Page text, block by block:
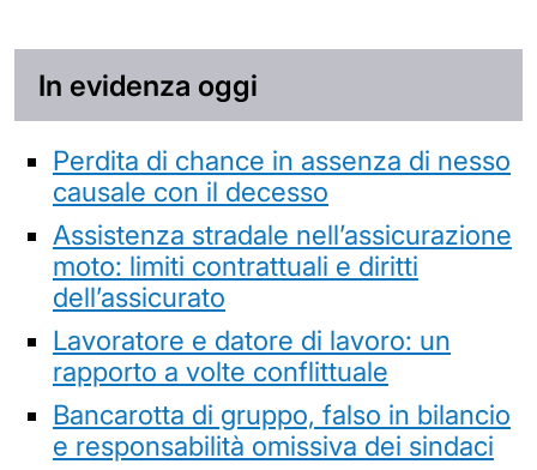
In evidenza oggi
Perdita di chance in assenza di nesso
causale con il decesso
Assistenza stradale nell’assicurazione
moto: limiti contrattuali e diritti
dell’assicurato
Lavoratore e datore di lavoro: un
rapporto a volte conflittuale
Bancarotta di gruppo, falso in bilancio
e responsabilità omissiva dei sindaci